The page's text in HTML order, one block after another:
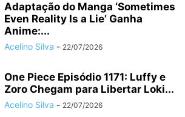
Adaptação do Manga ‘Sometimes
Even Reality Is a Lie’ Ganha
Anime:...
Acelino Silva - 22/07/2026
One Piece Episódio 1171: Luffy e
Zoro Chegam para Libertar Loki...
Acelino Silva - 22/07/2026